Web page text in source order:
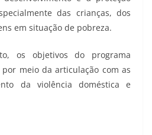
das crianças, dos
em situação de pobreza.
os objetivos do programa
meio da articulação com as
da violência doméstica e